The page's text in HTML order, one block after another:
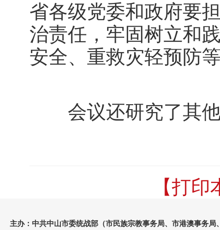
省各级党委和政府要
治责任，牢固树立和
安全、重救灾轻预防
会议还研究了其他
【打
主办：中共中山市委统战部（市民族宗教事务局、市港澳事务局